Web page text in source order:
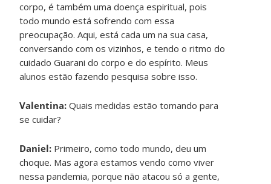
corpo, é também uma doença espiritual, pois
todo mundo está sofrendo com essa
preocupação. Aqui, está cada um na sua casa,
conversando com os vizinhos, e tendo o ritmo do
cuidado Guarani do corpo e do espírito. Meus
alunos estão fazendo pesquisa sobre isso.
Valentina:Quais medidas estão tomando para
se cuidar?
Daniel: Primeiro, como todo mundo, deu um
choque. Mas agora estamos vendo como viver
nessa pandemia, porque não atacou só a gente,